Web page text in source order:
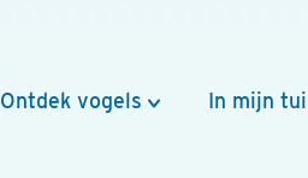
Ontdek vogels In mijn